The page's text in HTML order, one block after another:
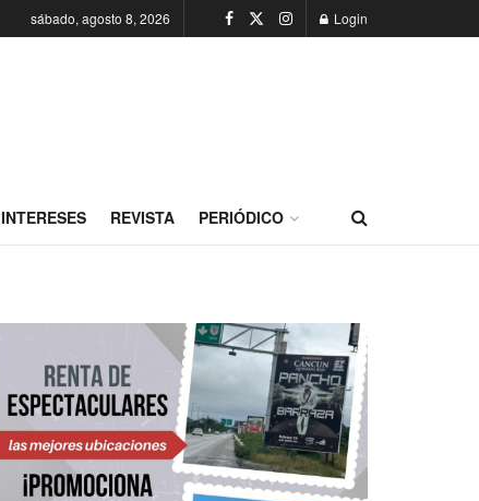
sábado, agosto 8, 2026 Login
INTERESES REVISTA PERIÓDICO